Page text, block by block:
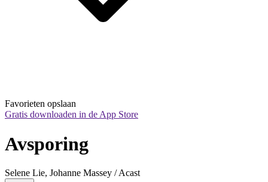
Favorieten opslaan
Gratis downloaden in de App Store
Avsporing
Selene Lie, Johanne Massey / Acast